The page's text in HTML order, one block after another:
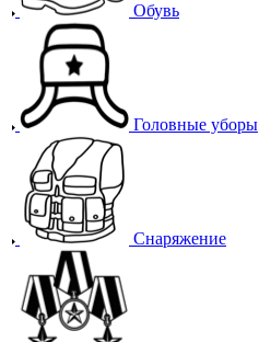
Обувь
Головные уборы
Снаряжение